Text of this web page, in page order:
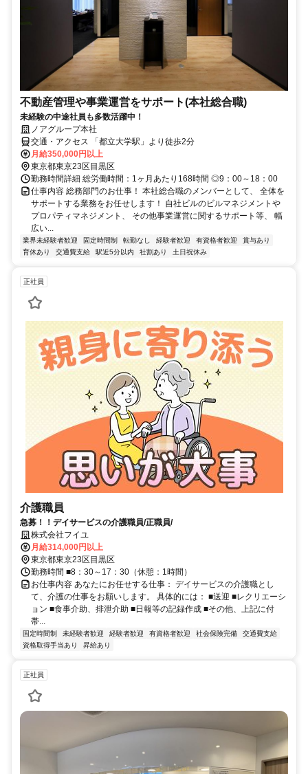
不動産管理や事業運営をサポート(本社総合職)
未経験の中途社員も多数活躍中！
ノアグループ本社
交通・アクセス 「都立大学駅」より徒歩2分
月給350,000円以上
東京都東京23区目黒区
勤務時間詳細 総労働時間：1ヶ月あたり168時間 ◎9：00～18：00
仕事内容 総務部門のお仕事！ 本社総合職のメンバーとして、 全体を
サポートする業務をお任せします！ 自社ビルのビルマネジメントや
プロパティマネジメント、 その他事業運営に関するサポート等、 幅
広い...
業界未経験者歓迎 固定時間制 転勤なし 経験者歓迎 有資格者歓迎
賞与あり
育休あり
交通費支給 駅近5分以内 社割あり 土日祝休み
正社員
介護職員
急募！！デイサービスの介護職員/正職員/
株式会社フイユ
月給314,000円以上
東京都東京23区目黒区
勤務時間 ■8：30～17：30（休憩：1時間）
お仕事内容 あなたにお任せする仕事： デイサービスの介護職とし
て、介護の仕事をお願いします。 具体的には： ■送迎 ■レクリエーシ
ョン ■食事介助、排泄介助 ■日報等の記録作成 ■その他、上記に付
帯...
固定時間制 未経験者歓迎 経験者歓迎 有資格者歓迎 社会保険完備
交通費支給
資格取得手当あり
昇給あり
正社員